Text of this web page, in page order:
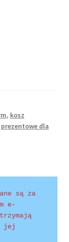
, kosz
prezentowe dla
są za
e-
jej